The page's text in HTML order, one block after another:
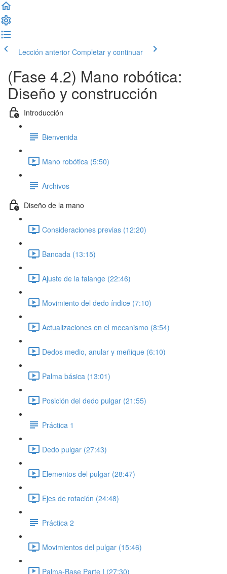
Lección anterior Completar y continuar
(Fase 4.2) Mano robótica:
Diseño y construcción
Introducción
Bienvenida
Mano robótica (5:50)
Archivos
Diseño de la mano
Consideraciones previas (12:20)
Bancada (13:15)
Ajuste de la falange (22:46)
Movimiento del dedo índice (7:10)
Actualizaciones en el mecanismo (8:54)
Dedos medio, anular y meñique (6:10)
Palma básica (13:01)
Posición del dedo pulgar (21:55)
Práctica 1
Dedo pulgar (27:43)
Elementos del pulgar (28:47)
Ejes de rotación (24:48)
Práctica 2
Movimientos del pulgar (15:46)
Palma-Base Parte I (27:30)